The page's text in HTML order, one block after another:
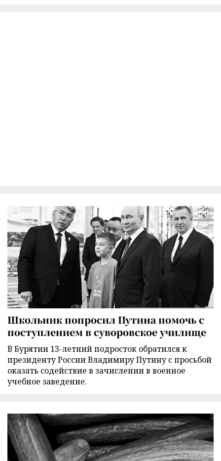
Школьник попросил Путина помочь с
поступлением в суворовское училище
В Бурятии 13-летний подросток обратился к
президенту России Владимиру Путину с просьбой
оказать содействие в зачислении в военное
учебное заведение.